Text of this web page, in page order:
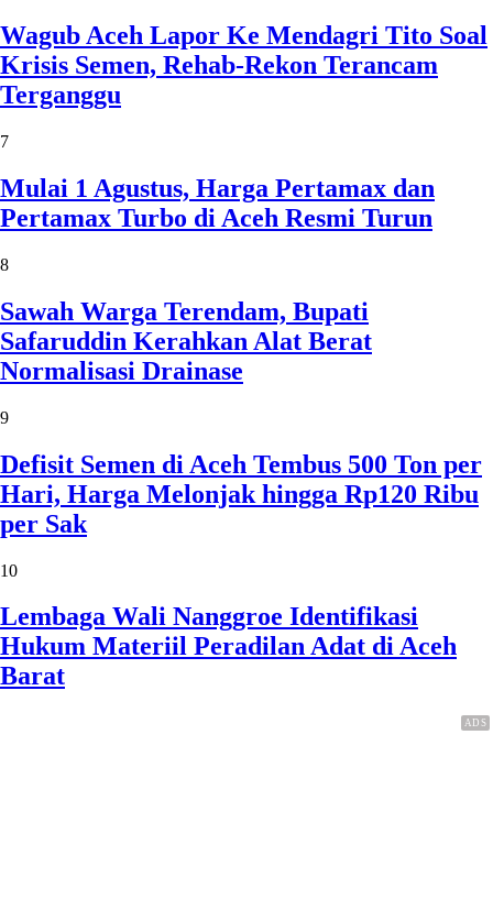
Wagub Aceh Lapor Ke Mendagri Tito Soal
Krisis Semen, Rehab-Rekon Terancam
Terganggu
7
Mulai 1 Agustus, Harga Pertamax dan
Pertamax Turbo di Aceh Resmi Turun
8
Sawah Warga Terendam, Bupati
Safaruddin Kerahkan Alat Berat
Normalisasi Drainase
9
Defisit Semen di Aceh Tembus 500 Ton per
Hari, Harga Melonjak hingga Rp120 Ribu
per Sak
10
Lembaga Wali Nanggroe Identifikasi
Hukum Materiil Peradilan Adat di Aceh
Barat